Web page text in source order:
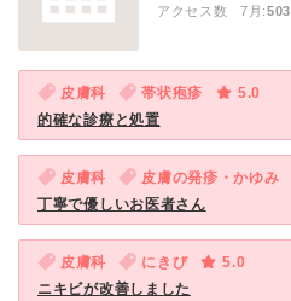
アクセス数 7月:503
皮膚科 帯状疱疹
5.0
的確な診療と処置
皮膚科 皮膚の発疹・かゆみ
丁寧で優しいお医者さん
皮膚科 にきび
5.0
ニキビが改善しました